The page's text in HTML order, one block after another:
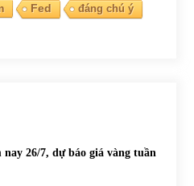
Fed
đáng chú ý
nay 26/7, dự báo giá vàng tuần